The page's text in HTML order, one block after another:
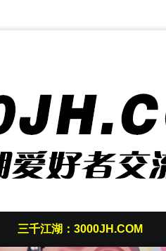
三千江湖：3000JH.COM